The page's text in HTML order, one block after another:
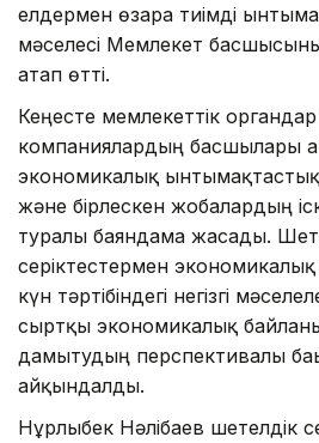
елдермен өзара тиімді
мәселесі Мемлекет
атап өтті.
Кеңесте мемлекеттік
компаниялардың басшылары
экономикалық
және бірлескен жобалардың
туралы баяндама жасады.
серіктестермен
күн тәртібіндегі негізгі
сыртқы экономикалық
дамытудың перспективалы
айқындалды.
Нұрлыбек Нәлібаев шетелдік